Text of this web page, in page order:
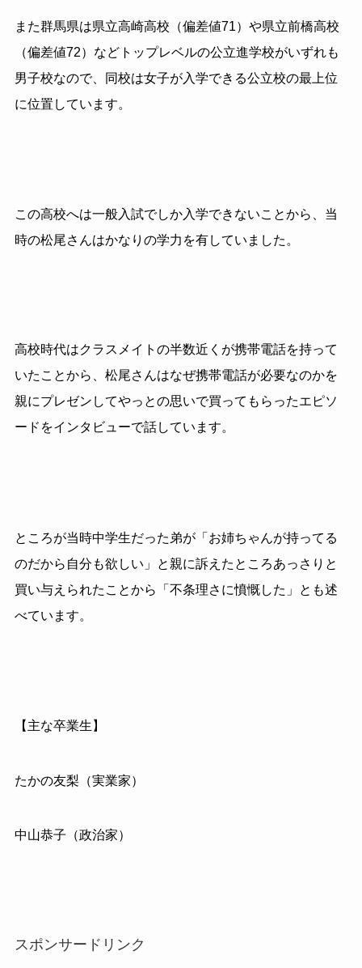
また群馬県は県立高崎高校（偏差値71）や県立前橋高校
（偏差値72）などトップレベルの公立進学校がいずれも
男子校なので、同校は女子が入学できる公立校の最上位
に位置しています。
この高校へは一般入試でしか入学できないことから、当
時の松尾さんはかなりの学力を有していました。
高校時代はクラスメイトの半数近くが携帯電話を持って
いたことから、松尾さんはなぜ携帯電話が必要なのかを
親にプレゼンしてやっとの思いで買ってもらったエピソ
ードをインタビューで話しています。
ところが当時中学生だった弟が「お姉ちゃんが持ってる
のだから自分も欲しい」と親に訴えたところあっさりと
買い与えられたことから「不条理さに憤慨した」とも述
べています。
【主な卒業生】
たかの友梨（実業家）
中山恭子（政治家）
スポンサードリンク